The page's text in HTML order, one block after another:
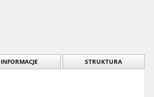
INFORMACJE STRUKTURA